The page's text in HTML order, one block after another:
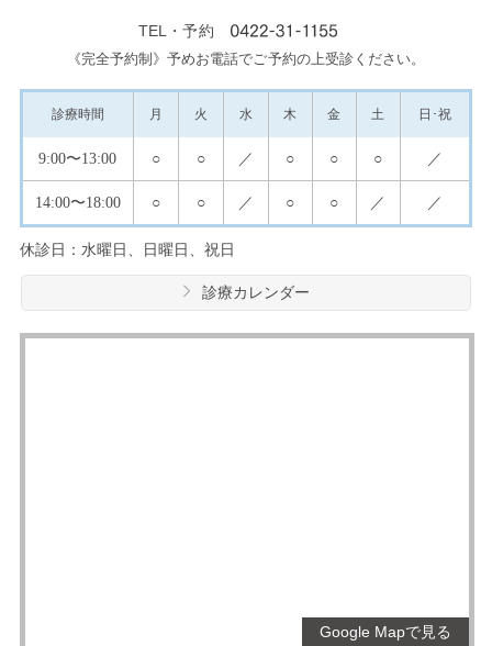
TEL・予約
《完全予約制》予めお電話でご予約の上受診ください。
診療時間 月 火 水 木 金 土 日･祝
9:00〜13:00 ○ ○ ／ ○ ○ ○ ／
14:00〜18:00 ○ ○ ／ ○ ○ ／ ／
休診日：水曜日、日曜日、祝日
診療カレンダー
Google Mapで見る